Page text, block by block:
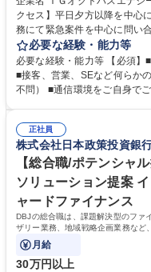
クセス】平日夕方以降を中心にリモート
務にて緊急案件を中心に問い
契約開始手続き処理などを行
（Digiops：デジオプス）と運用構築
対応業務全般（システム入力
ションツール（メール、SMS
添ってサービス提供できることが魅力 募集職種 【リモート
クセス】平日夕方以降を中心
必要な経験・能力等
必要な経験・能力等 【必須
■接客、営業、SEなど何らか
不問） ■通信環境をご自身で
境に貢献したい■改善提案や
【英語（語学力）】■翻訳ツ
ことに抵抗がない方■英語は
せますと、よりチャンスが広
学歴・資格 学歴：大学院 大
正社員
株式会社日本政策投資銀
【総合職/ポテンシャ
ソリューション提案
ャードファイナンス
DBJの総合職は、課題解決型のファ
ザリー業務、地域戦略企画業務など
広く社会に貢献していく職種です。
月給
30万円以上